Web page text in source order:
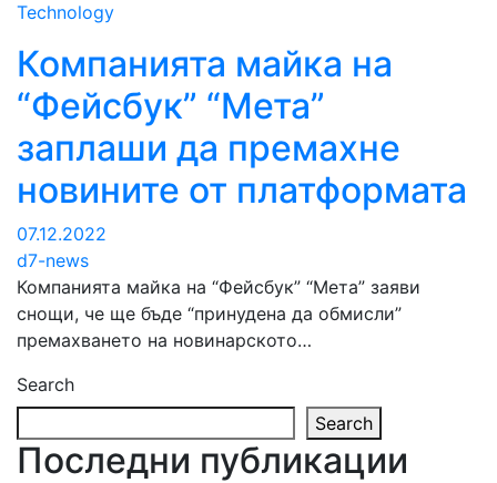
Technology
Компанията майка на
“Фейсбук” “Мета”
заплаши да премахне
новините от платформата
07.12.2022
d7-news
Компанията майка на “Фейсбук” “Мета” заяви
снощи, че ще бъде “принудена да обмисли”
премахването на новинарското…
Search
Search
Последни публикации